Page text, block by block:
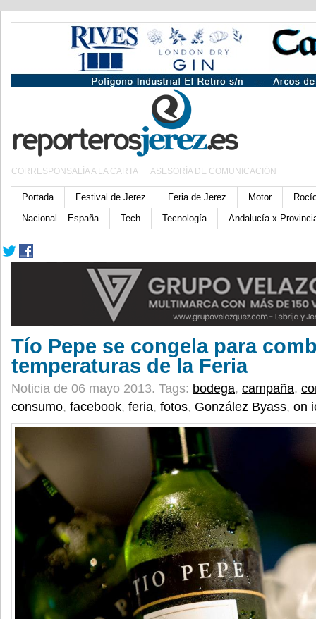
CORRESPONSALÍA A LA CARTA ASESORÍA DE COMUNICACIÓN
Portada Festival de Jerez Feria de Jerez Motor
Nacional – España
Tech Tecnología Andalucía x
Tío Pepe se congela para
temperaturas de la Feria
Noticia de 06 mayo 2013. Tags: bodega, campaña,
consumo, facebook, feria, fotos, González Byass, on